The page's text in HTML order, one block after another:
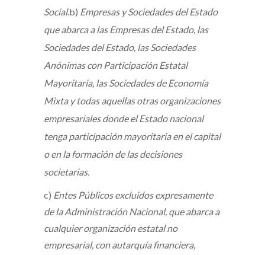
Social.b) Empresas y Sociedades del Estado
que abarca a las Empresas del Estado, las
Sociedades del Estado, las Sociedades
Anónimas con Participación Estatal
Mayoritaria, las Sociedades de Economía
Mixta y todas aquellas otras organizaciones
empresariales donde el Estado nacional
tenga participación mayoritaria en el capital
o en la formación de las decisiones
societarias.
c) Entes Públicos excluidos expresamente
de la Administración Nacional, que abarca a
cualquier organización estatal no
empresarial, con autarquía financiera,